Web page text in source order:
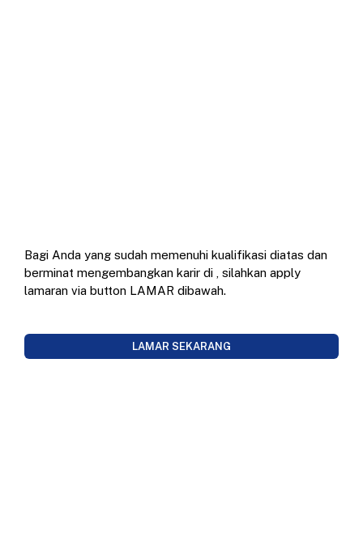
Bagi Anda yang sudah memenuhi kualifikasi diatas dan
berminat mengembangkan karir di , silahkan apply
lamaran via button LAMAR dibawah.
LAMAR SEKARANG